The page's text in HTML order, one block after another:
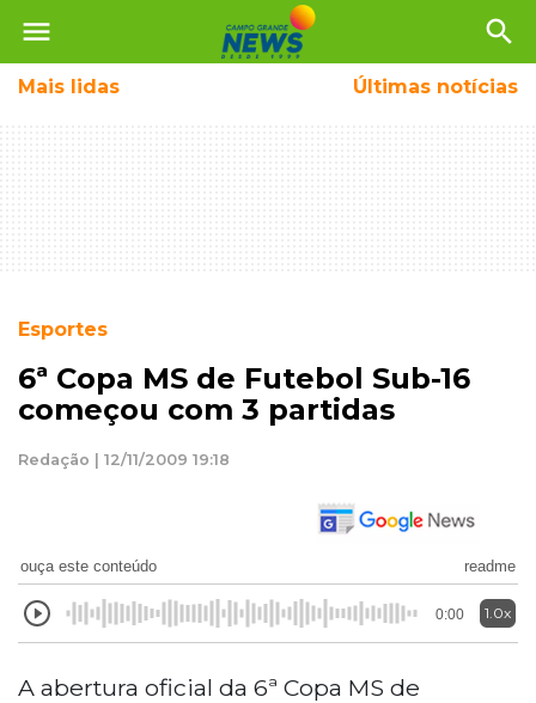
menu search
Mais lidas Últimas notícias
Esportes
6ª Copa MS de Futebol Sub-16
começou com 3 partidas
Redação | 12/11/2009 19:18
ouça este conteúdo readme
0:00 1.0x
A abertura oficial da 6ª Copa MS de